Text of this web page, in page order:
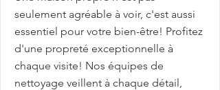
seulement agréable à voir, c'est aussi
essentiel pour votre bien-être! Profitez
d'une propreté exceptionnelle à
chaque visite! Nos équipes de
nettoyage veillent à chaque détail,